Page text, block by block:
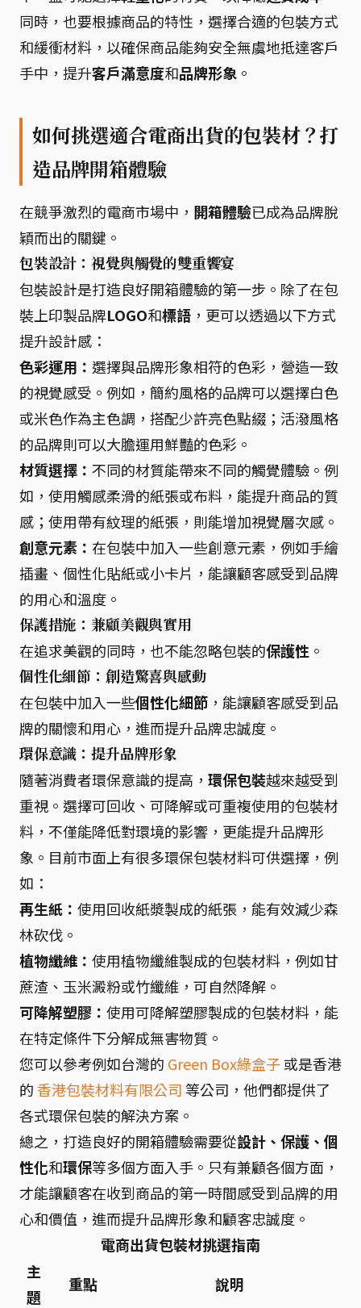
同時，也要根據商品的特性，選擇合適的包裝方式
和緩衝材料，以確保商品能夠安全無虞地抵達客戶
手中，提升客戶滿意度和品牌形象 。
如何挑選適合電商出貨的包裝材？打
造品牌開箱體驗
在競爭激烈的電商市場中， 開箱體驗已成為品牌脫
穎而出的關鍵。
包裝設計：視覺與觸覺的雙重饗宴
包裝設計是打造良好開箱體驗的第一步。除了在包
裝上印製品牌LOGO和標語 ，更可以透過以下方式
提升設計感：
色彩運用： 選擇與品牌形象相符的色彩，營造一致
的視覺感受。例如，簡約風格的品牌可以選擇白色
或米色作為主色調，搭配少許亮色點綴；活潑風格
的品牌則可以大膽運用鮮豔的色彩。
材質選擇： 不同的材質能帶來不同的觸覺體驗。例
如，使用觸感柔滑的紙張或布料，能提升商品的質
感；使用帶有紋理的紙張，則能增加視覺層次感。
創意元素： 在包裝中加入一些創意元素，例如手繪
插畫、個性化貼紙或小卡片，能讓顧客感受到品牌
的用心和溫度。
保護措施：兼顧美觀與實用
在追求美觀的同時，也不能忽略包裝的保護性 。
個性化細節：創造驚喜與感動
在包裝中加入一些個性化細節 ，能讓顧客感受到品
牌的關懷和用心，進而提升品牌忠誠度。
環保意識：提升品牌形象
隨著消費者環保意識的提高， 環保包裝越來越受到
重視。選擇可回收、可降解或可重複使用的包裝材
料，不僅能降低對環境的影響，更能提升品牌形
象。目前市面上有很多環保包裝材料可供選擇，例
如：
再生紙： 使用回收紙漿製成的紙張，能有效減少森
林砍伐。
植物纖維： 使用植物纖維製成的包裝材料，例如甘
蔗渣、玉米澱粉或竹纖維，可自然降解。
可降解塑膠： 使用可降解塑膠製成的包裝材料，能
在特定條件下分解成無害物質。
您可以參考例如台灣的 Green Box綠盒子或是香港
的香港包裝材料有限公司 等公司，他們都提供了
各式環保包裝的解決方案。
總之，打造良好的開箱體驗需要從設計、保護、個
性化和環保等多個方面入手。只有兼顧各個方面，
才能讓顧客在收到商品的第一時間感受到品牌的用
心和價值，進而提升品牌形象和顧客忠誠度。
電商出貨包裝材挑選指南
主
題
重點 說明